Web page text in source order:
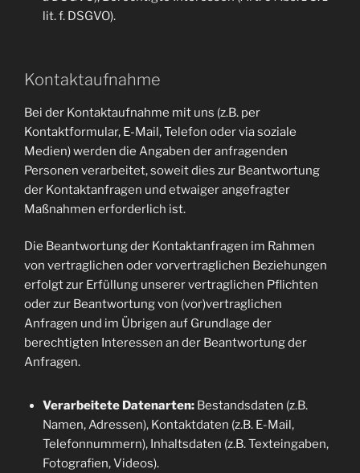
lit. f. DSGVO).
Kontaktaufnahme
Bei der Kontaktaufnahme mit uns (z.B. per
Kontaktformular, E-Mail, Telefon oder via soziale
Medien) werden die Angaben der anfragenden
Personen verarbeitet, soweit dies zur Beantwortung
der Kontaktanfragen und etwaiger angefragter
Maßnahmen erforderlich ist.
Die Beantwortung der Kontaktanfragen im Rahmen
von vertraglichen oder vorvertraglichen Beziehungen
erfolgt zur Erfüllung unserer vertraglichen Pflichten
oder zur Beantwortung von (vor)vertraglichen
Anfragen und im Übrigen auf Grundlage der
berechtigten Interessen an der Beantwortung der
Anfragen.
Verarbeitete Datenarten:Bestandsdaten (z.B.
Namen, Adressen), Kontaktdaten (z.B. E-Mail,
Telefonnummern), Inhaltsdaten (z.B. Texteingaben,
Fotografien, Videos).